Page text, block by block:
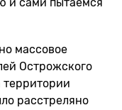
массовое
Острожского
территории
расстреляно